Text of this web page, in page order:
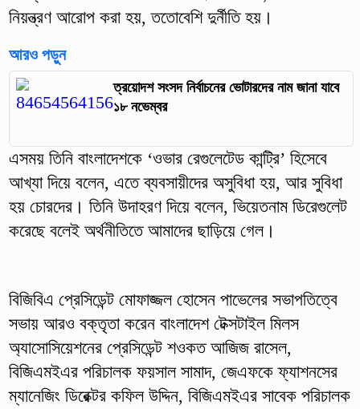
নিয়ন্ত্রণ আরোপ করা হয়, ততোবেশি দুর্নীতি হয়।
আরও পড়ুন
ত্রয়োদশ সংসদ নির্বাচনের ভোটারদের নাম জানা যাবে
১৮ নভেম্বর
এসময় তিনি বাংলাদেশকে ‘ওভার রেগুলেটেড কান্ট্রি’ হিসেবে
আখ্যা দিয়ে বলেন, এতে ব্যবসায়ীদের অসুবিধা হয়, আর সুবিধা
হয় চোরদের। তিনি উদাহরণ দিয়ে বলেন, ভিয়েতনাম ডিরেগুলেট
করেছে বলেই অর্থনীতিতে আমাদের ছাড়িয়ে গেল।
বিজিবিএ প্রেসিডেন্ট মোফাজ্জল হোসেন পাভেলের সভাপতিত্বে
সভায় আরও বক্তৃতা করেন বাংলাদেশ টেক্সটাইল মিলস
অ্যাসোসিয়েশনের প্রেসিডেন্ট শওকত আজিজ রাসেল,
বিজিএমইএর পরিচালক ফয়সাল সামাদ, জেএফকে ফ্যাশনসের
ম্যানেজিং ডিরেক্টর কফিল উদ্দিন, বিজিএমইএর সাবেক পরিচালক